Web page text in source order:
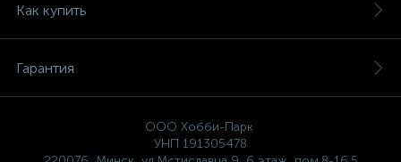
Как купить
Гарантия
ООО Хобби-Парк
УНП 191305478